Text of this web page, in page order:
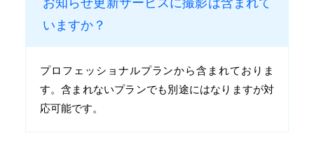
いますか？
プロフェッショナルプランから含まれておりま
す。含まれないプランでも別途にはなりますが対
応可能です。